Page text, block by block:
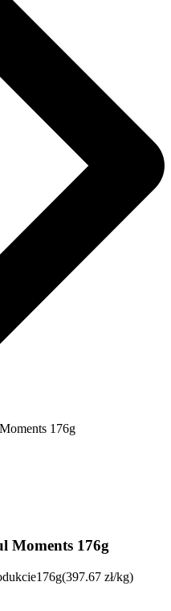
176g
Moments 176g
176g(397.67 zł/kg)